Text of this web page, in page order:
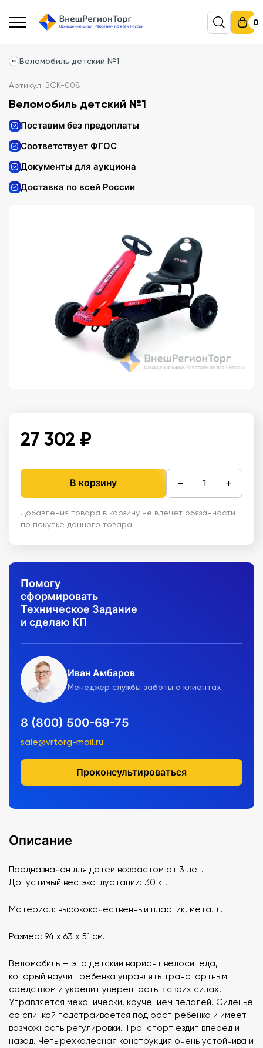
0
Веломобиль детский №1
Артикул: ЗСК-008
Веломобиль детский №1
Поставим без предоплаты
Соответствует ФГОС
Документы для аукциона
Доставка по всей России
27 302 ₽
В корзину − +
Добавления товара в корзину не влечет обязанности
по покупке данного товара
Помогу
сформировать
Техническое Задание
и сделаю КП
Иван Амбаров
Менеджер службы заботы о клиентах
8 (800) 500-69-75
sale@vrtorg-mail.ru
Проконсультироваться
Описание
Предназначен для детей возрастом от 3 лет.
Допустимый вес эксплуатации: 30 кг.
Материал: высококачественный пластик, металл.
Размер: 94 х 63 х 51 см.
Веломобиль — это детский вариант велосипеда,
который научит ребенка управлять транспортным
средством и укрепит уверенность в своих силах.
Управляется механически, кручением педалей. Сиденье
со спинкой подстраивается под рост ребенка и имеет
возможность регулировки. Транспорт ездит вперед и
назад. Четырехколесная конструкция очень устойчива и